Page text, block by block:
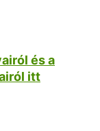
és a
itt